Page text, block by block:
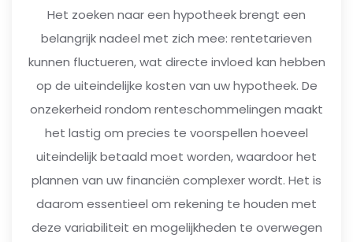
Het zoeken naar een hypotheek brengt een
belangrijk nadeel met zich mee: rentetarieven
kunnen fluctueren, wat directe invloed kan hebben
op de uiteindelijke kosten van uw hypotheek. De
onzekerheid rondom renteschommelingen maakt
het lastig om precies te voorspellen hoeveel
uiteindelijk betaald moet worden, waardoor het
plannen van uw financiën complexer wordt. Het is
daarom essentieel om rekening te houden met
deze variabiliteit en mogelijkheden te overwegen